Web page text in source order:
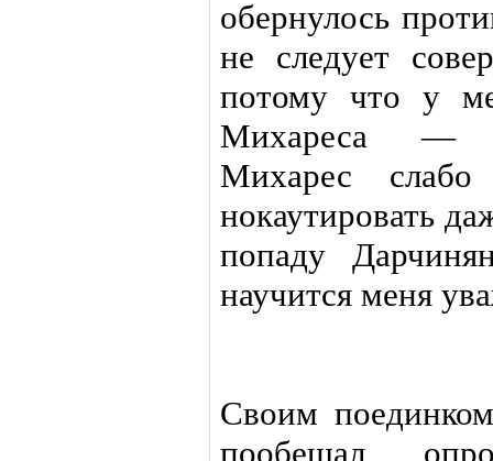
обернулось
не следует
потому что у
Михареса —
Михарес
нокаутировать
попаду
научится меня
Своим
пообещал